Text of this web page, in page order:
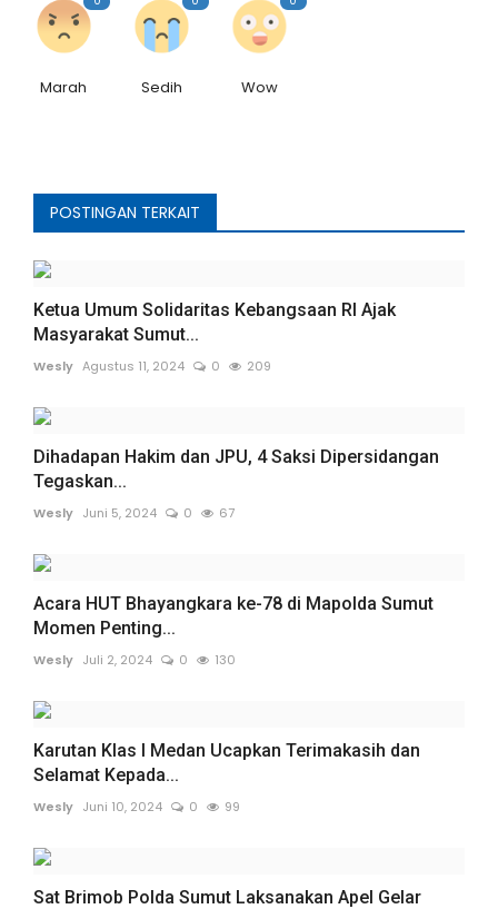
Marah Sedih Wow
POSTINGAN TERKAIT
Ketua Umum Solidaritas Kebangsaan RI Ajak
Masyarakat Sumut...
Wesly Agustus 11, 2024 0 209
Dihadapan Hakim dan JPU, 4 Saksi Dipersidangan
Tegaskan...
Wesly Juni 5, 2024 0 67
Acara HUT Bhayangkara ke-78 di Mapolda Sumut
Momen Penting...
Wesly Juli 2, 2024 0 130
Karutan Klas I Medan Ucapkan Terimakasih dan
Selamat Kepada...
Wesly Juni 10, 2024 0 99
Sat Brimob Polda Sumut Laksanakan Apel Gelar